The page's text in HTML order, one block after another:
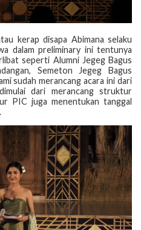
kerap disapa Abimana selaku
dalam preliminary ini tentunya
seperti Alumni Jegeg Bagus
Semeton Jegeg Bagus
sudah merancang acara ini dari
dari merancang struktur
PIC juga menentukan tanggal